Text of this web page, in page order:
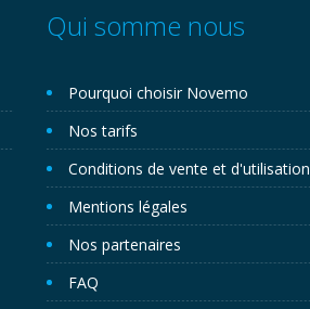
Qui somme nous
Pourquoi choisir Novemo
Nos tarifs
Conditions de vente et d'utilisation
Mentions légales
Nos partenaires
FAQ